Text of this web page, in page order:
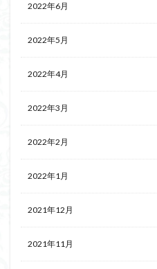
2022年6月
2022年5月
2022年4月
2022年3月
2022年2月
2022年1月
2021年12月
2021年11月